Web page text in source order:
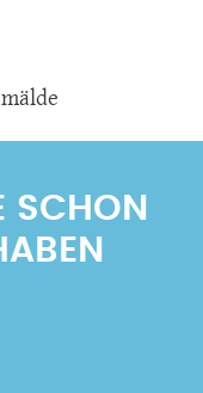
SCHON